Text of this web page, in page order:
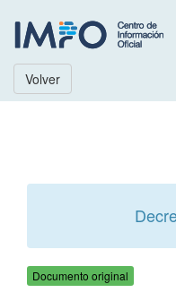
Volver
Documento original